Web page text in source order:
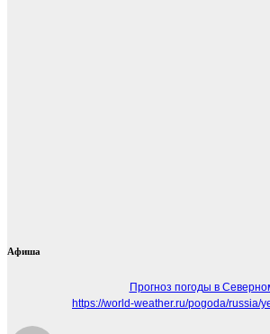
Афиша
Прогноз погоды в
https://world-weather.ru/pogoda/russia/